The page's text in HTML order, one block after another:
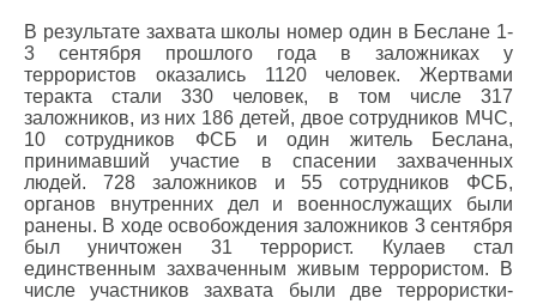
В результате захвата школы номер один в Беслане 1-
3 сентября прошлого года в заложниках у
террористов оказались 1120 человек. Жертвами
теракта стали 330 человек, в том числе 317
заложников, из них 186 детей, двое сотрудников МЧС,
10 сотрудников ФСБ и один житель Беслана,
принимавший участие в спасении захваченных
людей. 728 заложников и 55 сотрудников ФСБ,
органов внутренних дел и военнослужащих были
ранены. В ходе освобождения заложников 3 сентября
был уничтожен 31 террорист. Кулаев стал
единственным захваченным живым террористом. В
числе участников захвата были две террористки-